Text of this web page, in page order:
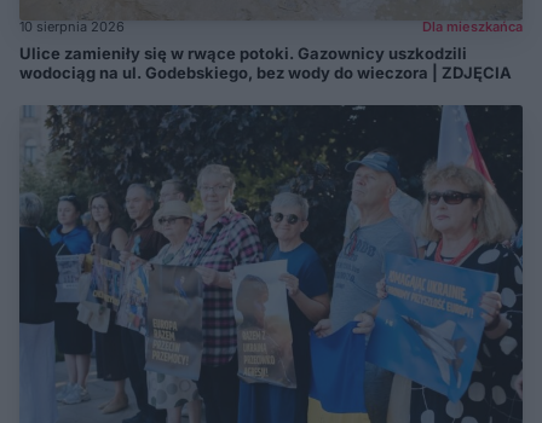
10 sierpnia 2026 Dla mieszkańca
Ulice zamieniły się w rwące potoki. Gazownicy uszkodzili
wodociąg na ul. Godebskiego, bez wody do wieczora | ZDJĘCIA